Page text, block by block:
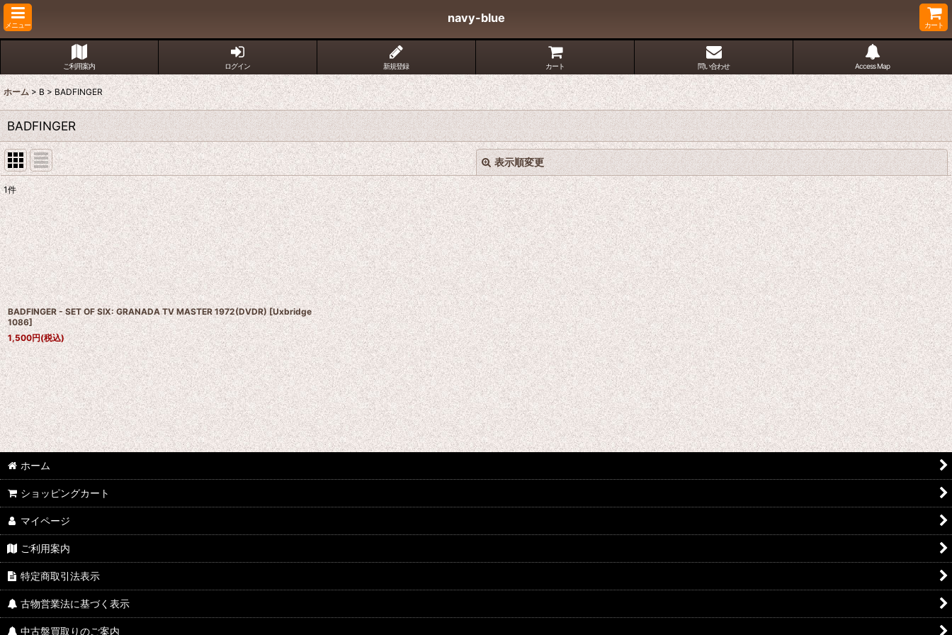
メニュー
navy-blue
カート
ご利用案内 ログイン 新規登録 カート 問い合わせ Access Map
ホーム > B > BADFINGER
BADFINGER
表示順変更
表示数:
並び順:
絞り込む
閉じる
1件
BADFINGER - SET OF SIX: GRANADA TV MASTER 1972(DVDR) [Uxbridge
1086]
1,500円(税込)
ホーム
ショッピングカート
マイページ
ご利用案内
特定商取引法表示
古物営業法に基づく表示
中古盤買取りのご案内